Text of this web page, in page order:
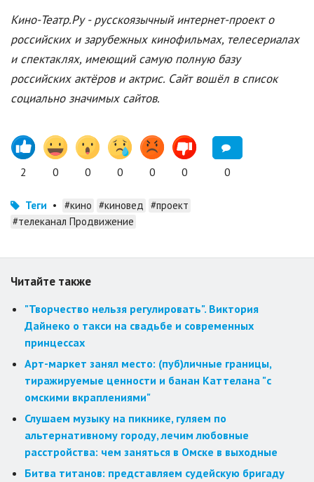
Кино-Театр.Ру - русскоязычный интернет-проект о
российских и зарубежных кинофильмах, телесериалах
и спектаклях, имеющий самую полную базу
российских актёров и актрис. Сайт вошёл в список
социально значимых сайтов.
2 0 0 0 0 0 0
Теги • #кино #киновед #проект
#телеканал Продвижение
Читайте также
"Творчество нельзя регулировать". Виктория
Дайнеко о такси на свадьбе и современных
принцессах
Арт-маркет занял место: (пуб)личные границы,
тиражируемые ценности и банан Каттелана "с
омскими вкраплениями"
Слушаем музыку на пикнике, гуляем по
альтернативному городу, лечим любовные
расстройства: чем заняться в Омске в выходные
Битва титанов: представляем судейскую бригаду